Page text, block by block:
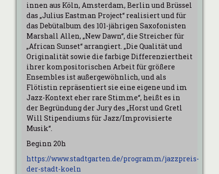
innen aus Köln, Amsterdam, Berlin und Brüssel
das „Julius Eastman Project“ realisiert und für
das Debütalbum des 101-jährigen Saxofonisten
Marshall Allen, „New Dawn“, die Streicher für
„African Sunset“ arrangiert. „Die Qualität und
Originalität sowie die farbige Differenziertheit
ihrer kompositorischen Arbeit für größere
Ensembles ist außergewöhnlich, und als
Flötistin repräsentiert sie eine eigene und im
Jazz-Kontext eher rare Stimme“, heißt es in
der Begründung der Jury des „Horst und Gretl
Will Stipendiums für Jazz/Improvisierte
Musik“.
Beginn 20h
https://www.stadtgarten.de/programm/jazzpreis-
der-stadt-koeln